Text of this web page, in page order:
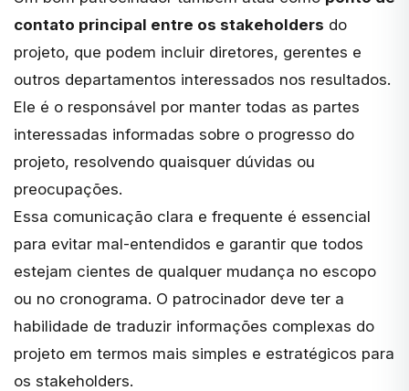
contato principal entre os stakeholders do
projeto, que podem incluir diretores, gerentes e
outros departamentos interessados nos resultados.
Ele é o responsável por manter todas as partes
interessadas informadas sobre o progresso do
projeto, resolvendo quaisquer dúvidas ou
preocupações.
Essa comunicação clara e frequente é essencial
para evitar mal-entendidos e garantir que todos
estejam cientes de qualquer mudança no escopo
ou no cronograma. O patrocinador deve ter a
habilidade de traduzir informações complexas do
projeto em termos mais simples e estratégicos para
os stakeholders.